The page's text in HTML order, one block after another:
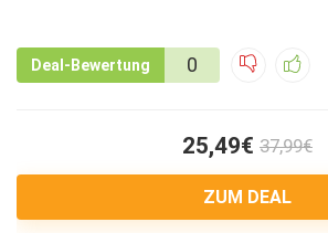
Deal-Bewertung 0
25,49€ 37,99€
ZUM DEAL